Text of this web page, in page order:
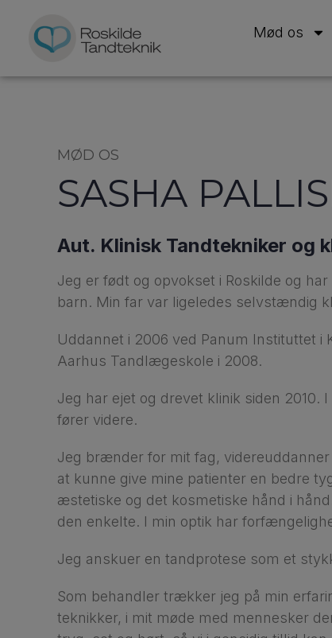
Mød os
MØD OS
SASHA
Aut. Klinisk Tandtekniker og
Jeg er født og opvokset i Roskilde og
barn. Min far var ligeledes selvstændig
Uddannet i 2006 ved Panum Instituttet i
Aarhus Tandlægeskole i 2008.
Jeg har ejet og drevet klinik siden 2010.
fører videre.
Jeg brænder for mit fag,
at kunne give mine patienter en bedre
æstetiske og det kosmetiske hånd i
den enkelte. I min optik har
Jeg anskuer en tandprotese som et
Som behandler trækker jeg på min
teknikker, i mit møde med mennesker